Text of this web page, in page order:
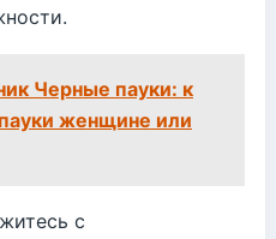
Черные пауки: к
женщине или
с